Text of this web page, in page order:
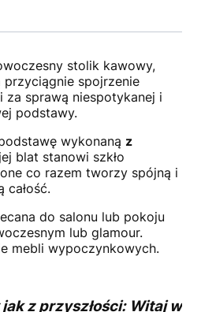
stolik kawowy,
spojrzenie
za sprawą niespotykanej i
podstawy.
wykonaną z
blat stanowi szkło
co razem tworzy spójną i
całość.
do salonu lub pokoju
lub glamour.
mebli wypoczynkowych.
z przyszłości: Witaj w